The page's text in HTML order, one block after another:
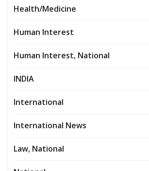
Health/Medicine
Human Interest
Human Interest, National
INDIA
International
International News
Law, National